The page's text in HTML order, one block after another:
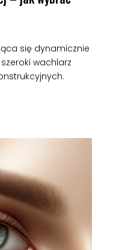
się dynamicznie
wachlarz